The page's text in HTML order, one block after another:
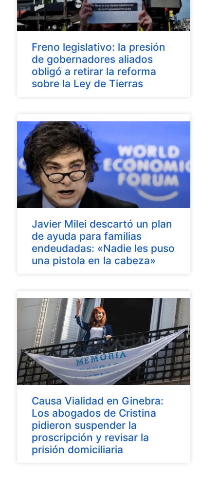
Freno legislativo: la presión
de gobernadores aliados
obligó a retirar la reforma
sobre la Ley de Tierras
Javier Milei descartó un plan
de ayuda para familias
endeudadas: «Nadie les puso
una pistola en la cabeza»
Causa Vialidad en Ginebra:
Los abogados de Cristina
pidieron suspender la
proscripción y revisar la
prisión domiciliaria